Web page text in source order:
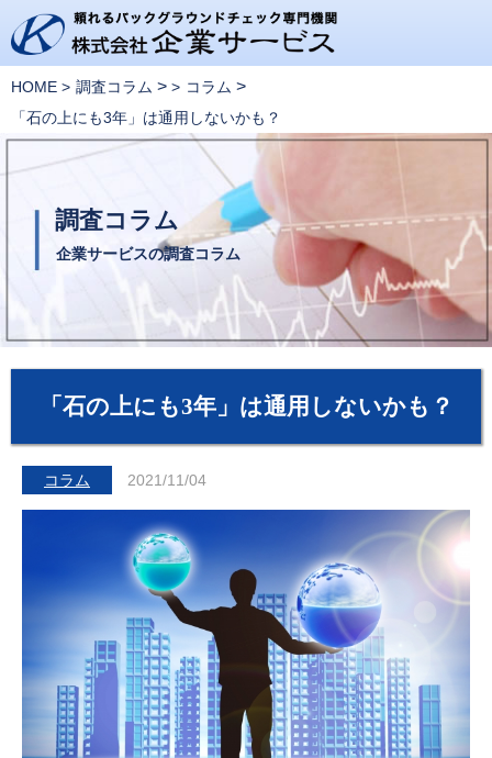
HOME 調査コラム > コラム >
「石の上にも3年」は通用しないかも？
調査コラム
企業サービスの調査コラム
「石の上にも3年」は通用しないかも？
コラム 2021/11/04